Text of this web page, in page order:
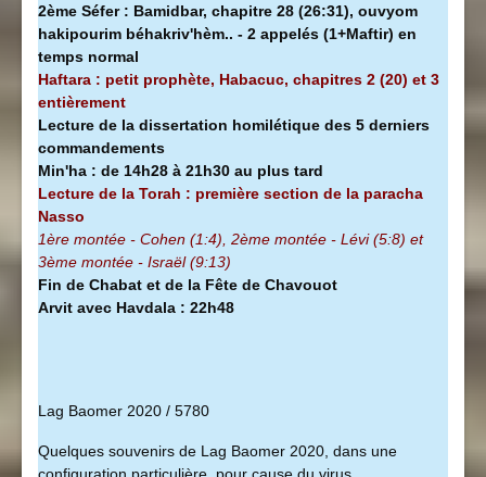
2ème Séfer : Bamidbar, chapitre 28 (26:31), ouvyom
hakipourim béhakriv'hèm.. - 2 appelés (1+Maftir) en
temps normal
Haftara : petit prophète, Habacuc, chapitres 2 (20) et 3
entièrement
Lecture de la dissertation homilétique des 5 derniers
commandements
Min'ha : de 14h28 à 21h30 au plus tard
Lecture de la Torah : première section de la paracha
Nasso
1ère montée - Cohen (1:4), 2ème montée - Lévi (5:8) et
3ème montée - Israël (9:13)
Fin de Chabat et de la Fête de Chavouot
Arvit avec Havdala : 22h48
Lag Baomer 2020 / 5780
Quelques souvenirs de Lag Baomer 2020, dans une